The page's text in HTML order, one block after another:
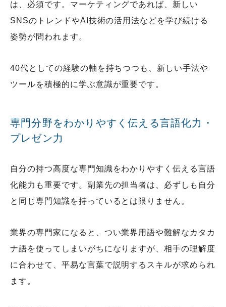
は、必須です。マーケティングであれば、新しい
SNSのトレンドやAI技術の活用法などを学び続ける
姿勢が問われます。
40代としての経験の軸を持ちつつも、新しい手法や
ツールを積極的に学ぶ意識が重要です。
専門分野をわかりやすく伝える言語化力・
プレゼン力
自分の持つ高度な専門知識をわかりやすく伝える言語
化能力も重要です。副業先の担当者は、必ずしも自分
と同じ専門知識を持っているとは限りません。
業界の専門家になると、つい業界用語や難解なカタカ
ナ語を使ってしまいがちになりますが、相手の理解度
に合わせて、平易な言葉で説明するスキルが求められ
ます。